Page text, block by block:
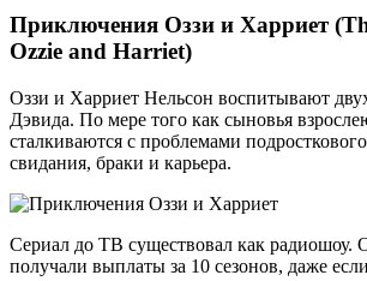
Приключения Оззи и Харриет
Ozzie and Harriet)
Оззи и Харриет Нельсон воспитывают
Дэвида. По мере того как сыновья
сталкиваются с проблемами подросткового
свидания, браки и карьера.
Сериал до ТВ существовал как радиошоу.
получали выплаты за 10 сезонов, даже